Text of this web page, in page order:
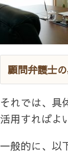
顧問弁護士
それでは、具
活用すればよ
一般的に、以